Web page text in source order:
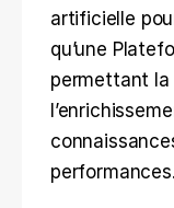
artificielle
qu’une
permettant
performances.